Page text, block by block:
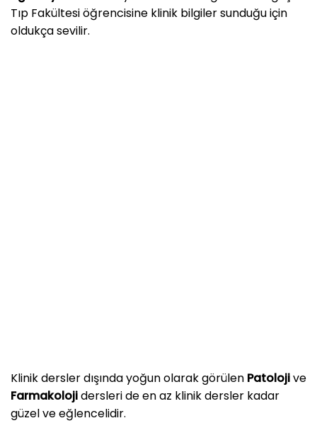
Tıp Fakültesi öğrencisine klinik bilgiler sunduğu için
oldukça sevilir.
Klinik dersler dışında yoğun olarak görülen Patolojive
Farmakolojidersleri de en az klinik dersler kadar
güzel ve eğlencelidir.